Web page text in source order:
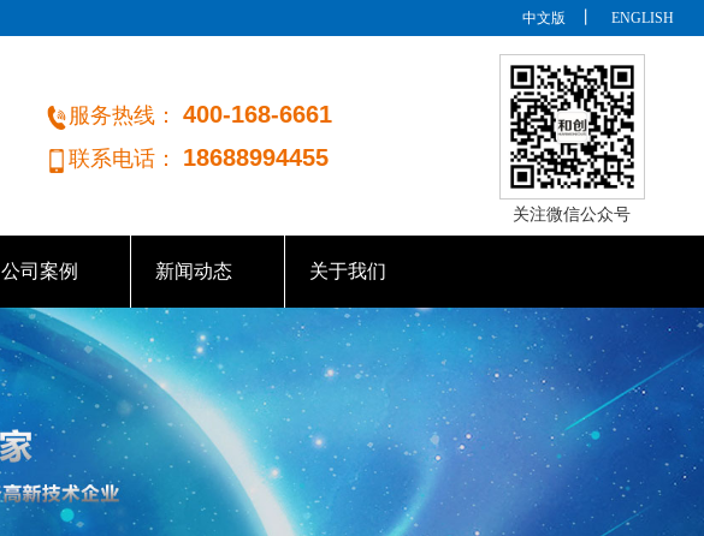
中文版 ENGLISH
服务热线： 400-168-6661
联系电话： 18688994455
关注微信公众号
公司案例 新闻动态 关于我们